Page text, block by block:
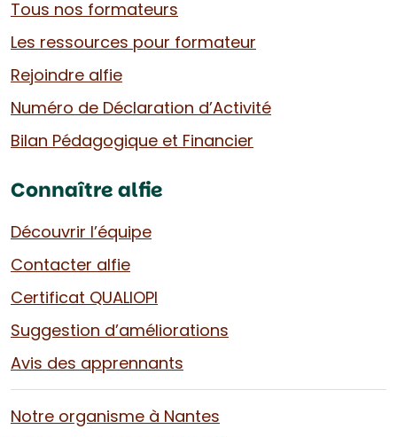
Tous nos formateurs
Les ressources pour formateur
Rejoindre alfie
Numéro de Déclaration d’Activité
Bilan Pédagogique et Financier
Connaître alfie
Découvrir l’équipe
Contacter alfie
Certificat QUALIOPI
Suggestion d’améliorations
Avis des apprennants
Notre organisme à Nantes